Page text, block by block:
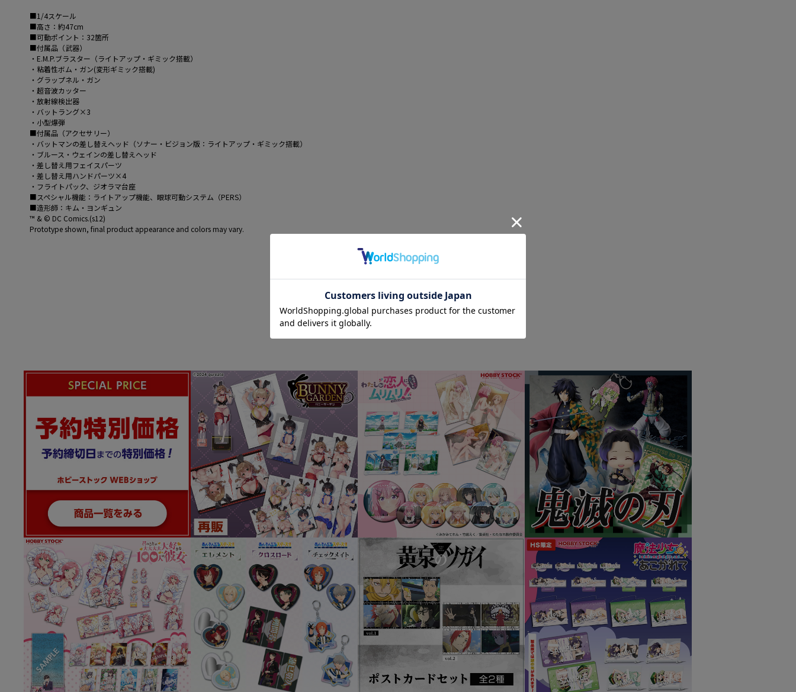
■1/4スケール
■高さ：約47cm
■可動ポイント：32箇所
■付属品（武器）
・E.M.P.ブラスター（ライトアップ・ギミック搭載）
・粘着性ボム・ガン(変形ギミック搭載)
・グラップネル・ガン
・超音波カッター
・放射線検出器
・バットラング×3
・小型爆弾
■付属品（アクセサリー）
・バットマンの差し替えヘッド（ソナー・ビジョン版：ライトアップ・ギミック搭載）
・ブルース・ウェインの差し替えヘッド
・差し替え用フェイスパーツ
・差し替え用ハンドパーツ×4
・フライトパック、ジオラマ台座
■スペシャル機能：ライトアップ機能、眼球可動システム（PERS）
■造形師：キム・ヨンギュン
™ & © DC Comics.(s12)
Prototype shown, final product appearance and colors may vary.